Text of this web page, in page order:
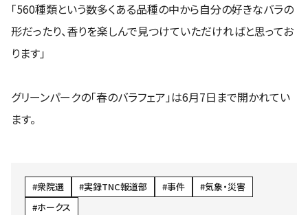
「560種類という数多くある品種の中から自分の好きなバラの
形だったり、香りを楽しんで見つけていただければと思ってお
ります」
グリーンパークの「春のバラフェア」は6月7日まで開かれてい
ます。
衆院選 実録TNC報道部 事件
気象・災害
ホークス